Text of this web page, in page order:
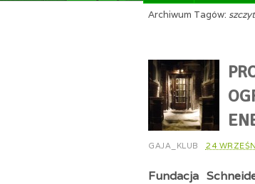
Archiwum Tagów:
GAJA_KLUB 24
Fundacja